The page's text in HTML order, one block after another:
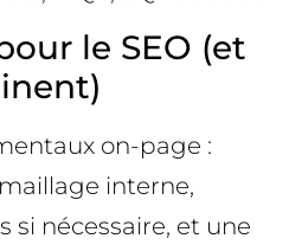
le SEO (et
on-page :
interne,
si nécessaire, et une